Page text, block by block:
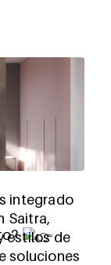
integrado
Saitra,
estilos de
soluciones